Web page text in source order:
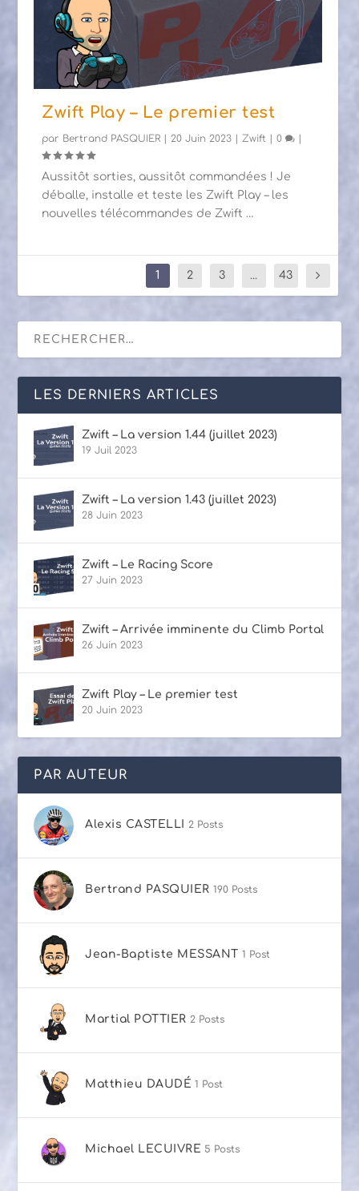
Zwift Play – Le premier test
par Bertrand PASQUIER | 20 Juin 2023 | Zwift |0 |
Aussitôt sorties, aussitôt commandées ! Je
déballe, installe et teste les Zwift Play – les
nouvelles télécommandes de Zwift …
1 2 3 ... 43
LES DERNIERS ARTICLES
Zwift – La version 1.44 (juillet 2023)
19 Juil 2023
Zwift – La version 1.43 (juillet 2023)
28 Juin 2023
Zwift – Le Racing Score
27 Juin 2023
Zwift – Arrivée imminente du Climb Portal
26 Juin 2023
Zwift Play – Le premier test
20 Juin 2023
PAR AUTEUR
Alexis CASTELLI 2 Posts
Bertrand PASQUIER 190 Posts
Jean-Baptiste MESSANT 1 Post
Martial POTTIER 2 Posts
Matthieu DAUDÉ 1 Post
Michael LECUIVRE 5 Posts